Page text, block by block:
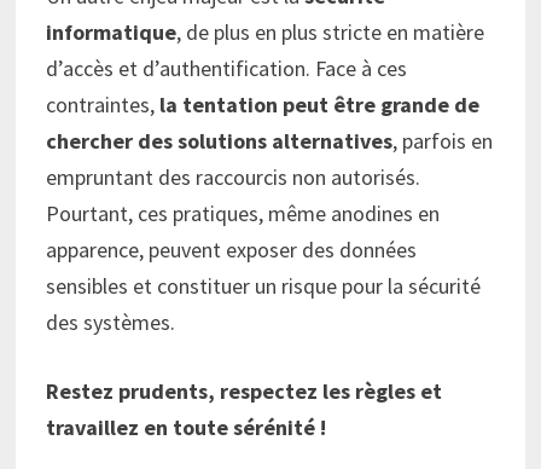
informatique, de plus en plus stricte en matière
d’accès et d’authentification. Face à ces
contraintes, la tentation peut être grande de
chercher des solutions alternatives, parfois en
empruntant des raccourcis non autorisés.
Pourtant, ces pratiques, même anodines en
apparence, peuvent exposer des données
sensibles et constituer un risque pour la sécurité
des systèmes.
Restez prudents, respectez les règles et
travaillez en toute sérénité !